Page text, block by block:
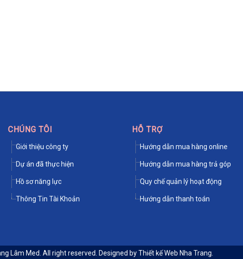
CHÚNG TÔI
Giới thiệu công ty
Dự án đã thực hiện
Hồ sơ năng lực
Thông Tin Tài Khoản
HỖ TRỢ
Hướng dẫn mua hàng online
Hướng dẫn mua hàng trả góp
Quy chế quản lý hoạt động
Hướng dẫn thanh toán
Lâm Med . All right reserved. Designed byThiết kế Web Nha Trang